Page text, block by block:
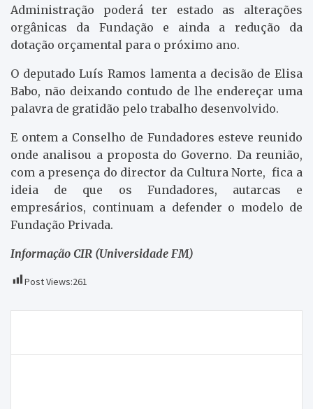
Administração poderá ter estado as alterações
orgânicas da Fundação e ainda a redução da
dotação orçamental para o próximo ano.
O deputado Luís Ramos lamenta a decisão de Elisa
Babo, não deixando contudo de lhe endereçar uma
palavra de gratidão pelo trabalho desenvolvido.
E ontem a Conselho de Fundadores esteve reunido
onde analisou a proposta do Governo. Da reunião,
com a presença do director da Cultura Norte, fica a
ideia de que os Fundadores, autarcas e
empresários, continuam a defender o modelo de
Fundação Privada.
Informação CIR (Universidade FM)
Post Views:261